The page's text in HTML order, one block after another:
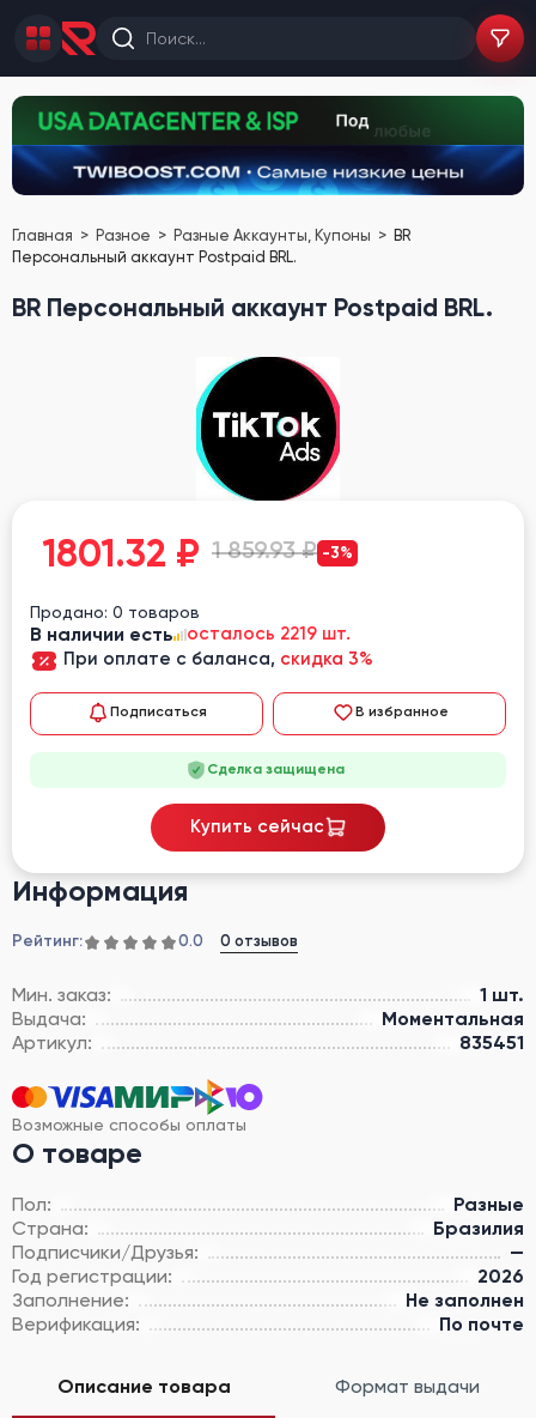
Главная Разное Разные Аккаунты, Купоны
BR
Персональный аккаунт Postpaid BRL.
BR Персональный аккаунт Postpaid BRL.
Информация
Рейтинг: 0.0 0 отзывов
Мин. заказ:
1 шт.
Выдача:
Моментальная
Артикул:
835451
Возможные способы оплаты
О товаре
Пол:
Разные
Страна:
Бразилия
Подписчики/Друзья:
—
Год регистрации:
2026
Заполнение:
Не заполнен
Верификация:
По почте
1801.32 ₽ 1 859.93 ₽ -3%
Продано: 0 товаров
В наличии есть
осталось 2219 шт.
При оплате с баланса, скидка 3%
Подписаться В избранное
Сделка защищена
Купить сейчас
Описание товара Формат выдачи